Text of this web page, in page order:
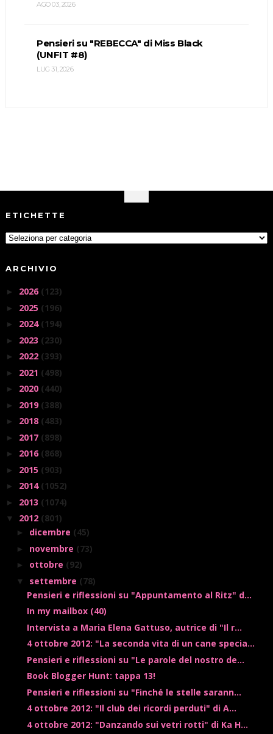
AGO 03, 2026
Pensieri su "REBECCA" di Miss Black
(UNFIT #8)
LUG 31, 2026
ETICHETTE
ARCHIVIO
► 2026 (123)
► 2025 (196)
► 2024 (194)
► 2023 (230)
► 2022 (393)
► 2021 (498)
► 2020 (440)
► 2019 (388)
► 2018 (483)
► 2017 (898)
► 2016 (868)
► 2015 (903)
► 2014 (1052)
► 2013 (1074)
▼ 2012 (801)
► dicembre (45)
► novembre (73)
► ottobre (92)
▼ settembre (78)
Pensieri e riflessioni su "Appuntamento al Ritz" d...
In my mailbox (40)
Intervista a Maria Elena Gattuso, autrice di "Il r...
4 ottobre 2012: "La seconda vita di un cane specia...
Pensieri e riflessioni su "Le parole del nostro de...
Book Blogger Hunt: tappa 13!
Pensieri e riflessioni su "Finché le stelle sarann...
4 ottobre 2012: "Il club dei ricordi perduti" di A...
4 ottobre 2012: "Danzando sui vetri rotti" di Ka H...